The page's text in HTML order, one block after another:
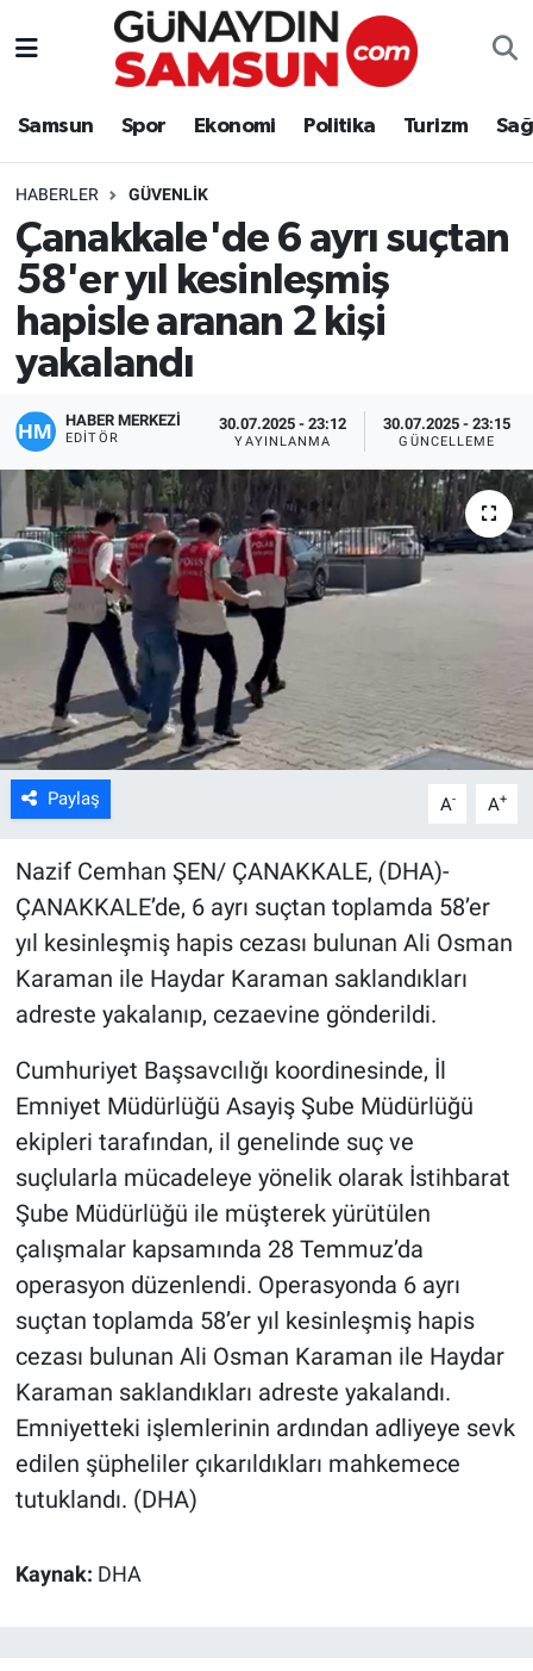
Samsun Spor Ekonomi Politika Turizm
HABERLER GÜVENLIK
Çanakkale'de 6 ayrı suçtan
58'er yıl kesinleşmiş
hapisle aranan 2 kişi
yakalandı
HABER MERKEZİ
EDITÖR
30.07.2025 - 23:12
YAYINLANMA
30.07.2025 - 23:15
GÜNCELLEME
Paylaş A- A+
Nazif Cemhan ŞEN/ ÇANAKKALE, (DHA)-
ÇANAKKALE’de, 6 ayrı suçtan toplamda 58’er
yıl kesinleşmiş hapis cezası bulunan Ali Osman
Karaman ile Haydar Karaman saklandıkları
adreste yakalanıp, cezaevine gönderildi.
Cumhuriyet Başsavcılığı koordinesinde, İl
Emniyet Müdürlüğü Asayiş Şube Müdürlüğü
ekipleri tarafından, il genelinde suç ve
suçlularla mücadeleye yönelik olarak İstihbarat
Şube Müdürlüğü ile müşterek yürütülen
çalışmalar kapsamında 28 Temmuz’da
operasyon düzenlendi. Operasyonda 6 ayrı
suçtan toplamda 58’er yıl kesinleşmiş hapis
cezası bulunan Ali Osman Karaman ile Haydar
Karaman saklandıkları adreste yakalandı.
Emniyetteki işlemlerinin ardından adliyeye sevk
edilen şüpheliler çıkarıldıkları mahkemece
tutuklandı. (DHA)
Kaynak: DHA
Samsun
Politika
Turizm
Yaşam
Kültür Sanat
Bilim ve Teknoloji
Genel
Nöbetçi Eczaneler
Süper Lig Puan Durumu ve Fikstür
Tüm Manşetler